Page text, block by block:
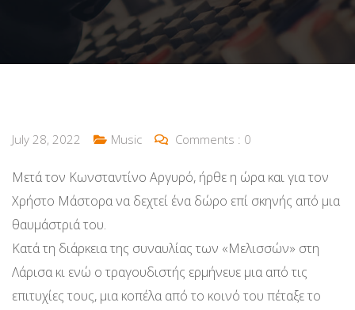
July 28, 2022 Music Comments : 0
Μετά τον Κωνσταντίνο Αργυρό, ήρθε η ώρα και για τον
Χρήστο Μάστορα να δεχτεί ένα δώρο επί σκηνής από μια
θαυμάστριά του.
Κατά τη διάρκεια της συναυλίας των «Μελισσών» στη
Λάρισα κι ενώ ο τραγουδιστής ερμήνευε μια από τις
επιτυχίες τους, μια κοπέλα από το κοινό του πέταξε το